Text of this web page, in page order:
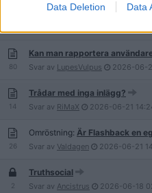
Data Deletion Data
Varför är Flashback så litet?
80
Kan man rapportera
Svar av LupesVulpus 2026-06-
14
Trådar med inga inlägg?
Svar av RiMaX 2026-06-21
26
Omröstning: Är Flashback en
Svar av Valdagen 2026-06-21
2
Truthsocial
Svar av Ancistrus 2026-06-18